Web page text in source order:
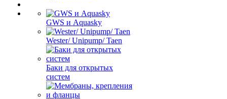
GWS и Aquasky
Wester/ Unipump/ Taen
Баки для открытых
систем